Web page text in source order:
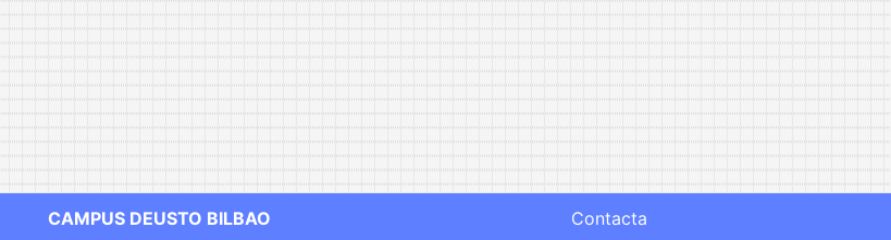
CAMPUS DEUSTO BILBAO
Contacta